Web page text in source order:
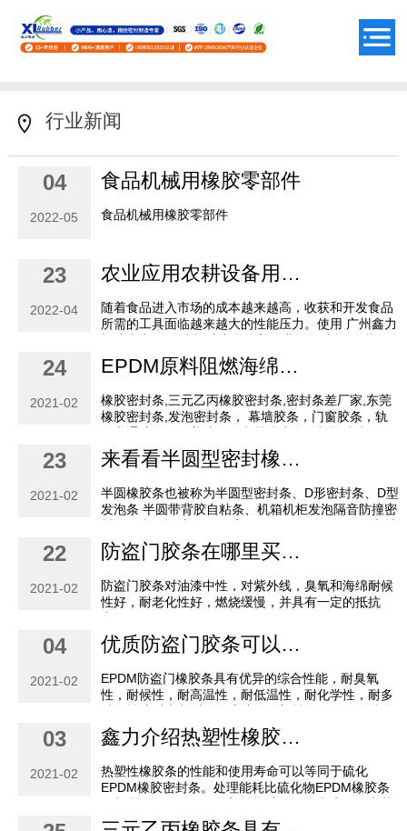
行业新闻
04
2022-05
食品机械用橡胶零部件
食品机械用橡胶零部件
23
2022-04
农业应用农耕设备用橡胶零部件
随着食品进入市场的成本越来越高，收获和开发食品
所需的工具面临越来越大的性能压力。使用 广州鑫力
是农业及其供应商的顶级模压、 挤压和制造橡胶零件
制...
24
2021-02
EPDM原料阻燃海绵条橡胶条的产品特征
橡胶密封条,三元乙丙橡胶密封条,密封条差厂家,东莞
橡胶密封条,发泡密封条， 幕墙胶条，门窗胶条，轨
车密封条,硅胶发泡条,三元乙丙复合胶条,轨道车辆...
23
2021-02
来看看半圆型密封橡胶条有哪些特点？
半圆橡胶条也被称为半圆型密封条、D形密封条、D型
发泡条 半圆带背胶自粘条、机箱机柜发泡隔音防撞密
质，产品颜色是黑色（也可以按要求生产)，耐温范
围...
22
2021-02
防盗门胶条在哪里买？可以找广州鑫力橡胶制品
防盗门胶条对油漆中性，对紫外线，臭氧和海绵耐候
性好，耐老化性好，燃烧缓慢，并具有一定的抵抗
04
2021-02
优质防盗门胶条可以在哪里买？
EPDM防盗门橡胶条具有优异的综合性能，耐臭氧
性，耐候性，耐高温性，耐低温性，耐化学性，耐多
门胶条由于橡胶的柔韧性和弹性可以通过塑料加...
03
2021-02
鑫力介绍热塑性橡胶条的性能和优点
热塑性橡胶条的性能和使用寿命可以等同于硫化
EPDM橡胶密封条。处理能耗比硫化物EPDM橡胶条
他重金属，可以回收，符合绿色建筑材料的要求。